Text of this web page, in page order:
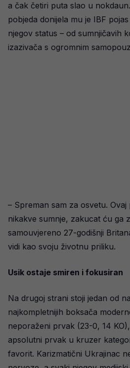
a čak četiri puta slao u
pobjeda donijela mu je IBF
njegov status – od sumnjičavih
izazivača s ogromnim
– Spreman sam za osvetu.
nikakve sumnje, zakucat ću ga
samouvjereno 27-godišnji
vidi kao svoju životnu priliku.
Usik ostaje smiren i fokusiran
Na drugoj strani stoji jedan od
najkompletnijih boksača
neporaženi prvak (23-0, 14
apsolutni prvak u kruzer
favorit. Karizmatični Ukrajinac